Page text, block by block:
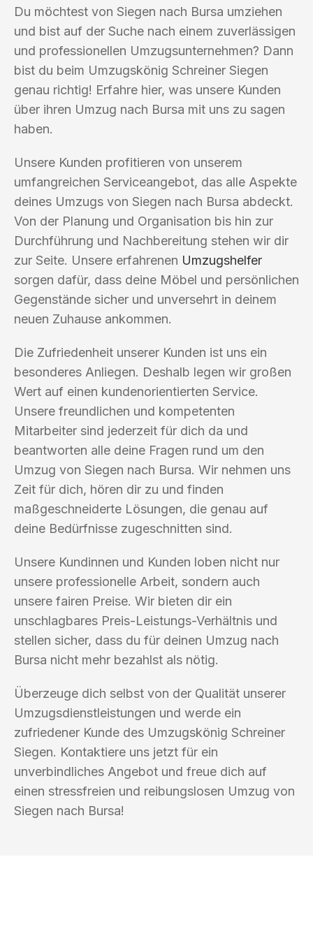
Du möchtest von Siegen nach Bursa umziehen
und bist auf der Suche nach einem zuverlässigen
und professionellen Umzugsunternehmen? Dann
bist du beim Umzugskönig Schreiner Siegen
genau richtig! Erfahre hier, was unsere Kunden
über ihren Umzug nach Bursa mit uns zu sagen
haben.
Unsere Kunden profitieren von unserem
umfangreichen Serviceangebot, das alle Aspekte
deines Umzugs von Siegen nach Bursa abdeckt.
Von der Planung und Organisation bis hin zur
Durchführung und Nachbereitung stehen wir dir
zur Seite. Unsere erfahrenen Umzugshelfer
sorgen dafür, dass deine Möbel und persönlichen
Gegenstände sicher und unversehrt in deinem
neuen Zuhause ankommen.
Die Zufriedenheit unserer Kunden ist uns ein
besonderes Anliegen. Deshalb legen wir großen
Wert auf einen kundenorientierten Service.
Unsere freundlichen und kompetenten
Mitarbeiter sind jederzeit für dich da und
beantworten alle deine Fragen rund um den
Umzug von Siegen nach Bursa. Wir nehmen uns
Zeit für dich, hören dir zu und finden
maßgeschneiderte Lösungen, die genau auf
deine Bedürfnisse zugeschnitten sind.
Unsere Kundinnen und Kunden loben nicht nur
unsere professionelle Arbeit, sondern auch
unsere fairen Preise. Wir bieten dir ein
unschlagbares Preis-Leistungs-Verhältnis und
stellen sicher, dass du für deinen Umzug nach
Bursa nicht mehr bezahlst als nötig.
Überzeuge dich selbst von der Qualität unserer
Umzugsdienstleistungen und werde ein
zufriedener Kunde des Umzugskönig Schreiner
Siegen. Kontaktiere uns jetzt für ein
unverbindliches Angebot und freue dich auf
einen stressfreien und reibungslosen Umzug von
Siegen nach Bursa!